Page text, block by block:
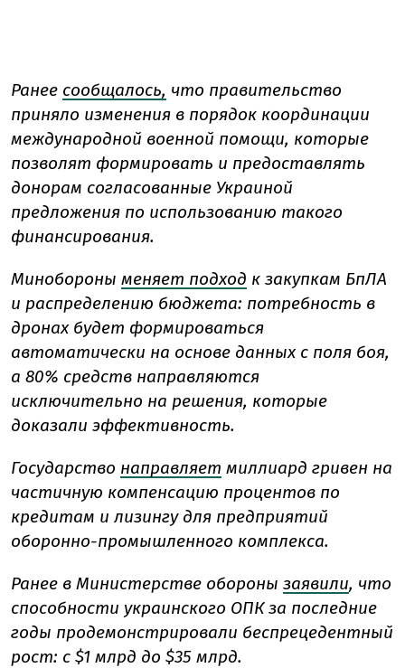
Ранее сообщалось, что правительство
приняло изменения в порядок координации
международной военной помощи, которые
позволят формировать и предоставлять
донорам согласованные Украиной
предложения по использованию такого
финансирования.
Минобороны меняет подход к закупкам БпЛА
и распределению бюджета: потребность в
дронах будет формироваться
автоматически на основе данных с поля боя,
а 80% средств направляются
исключительно на решения, которые
доказали эффективность.
Государство направляет миллиард гривен на
частичную компенсацию процентов по
кредитам и лизингу для предприятий
оборонно-промышленного комплекса.
Ранее в Министерстве обороны заявили, что
способности украинского ОПК за последние
годы продемонстрировали беспрецедентный
рост: с $1 млрд до $35 млрд.